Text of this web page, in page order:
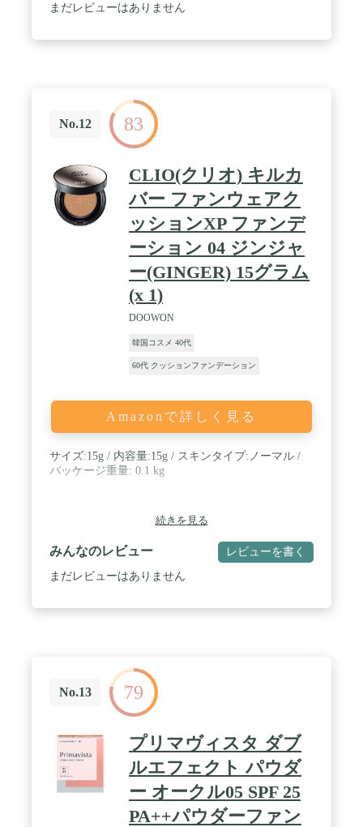
まだレビューはありません
No.12 83
CLIO(クリオ) キルカ
バー ファンウェアク
ッションXP ファンデ
ーション 04 ジンジャ
ー(GINGER) 15グラム
(x 1)
DOOWON
韓国コスメ 40代
60代 クッションファンデーション
Amazonで詳しく見る
サイズ:15g / 内容量:15g / スキンタイプ:ノーマル /
パッケージ重量: 0.1 kg
続きを見る
みんなのレビュー レビューを書く
まだレビューはありません
No.13 79
プリマヴィスタ ダブ
ルエフェクト パウダ
ー オークル05 SPF 25
PA++パウダーファン